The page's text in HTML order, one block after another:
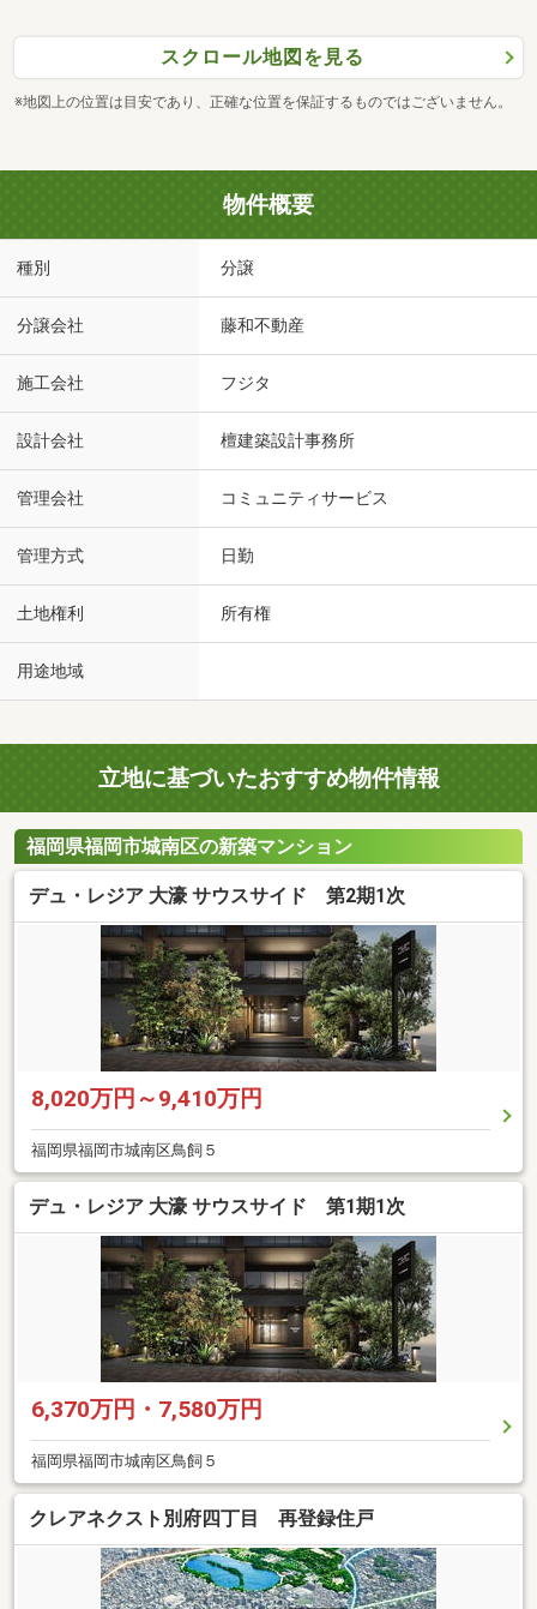
スクロール地図を見る
※地図上の位置は目安であり、正確な位置を保証するものではございません。
物件概要
種別 分譲
分譲会社 藤和不動産
施工会社 フジタ
設計会社 檀建築設計事務所
管理会社 コミュニティサービス
管理方式 日勤
土地権利 所有権
用途地域
立地に基づいたおすすめ物件情報
福岡県福岡市城南区の新築マンション
デュ・レジア 大濠 サウスサイド 第2期1次
8,020万円～9,410万円
福岡県福岡市城南区鳥飼５
デュ・レジア 大濠 サウスサイド 第1期1次
6,370万円・7,580万円
福岡県福岡市城南区鳥飼５
クレアネクスト別府四丁目 再登録住戸